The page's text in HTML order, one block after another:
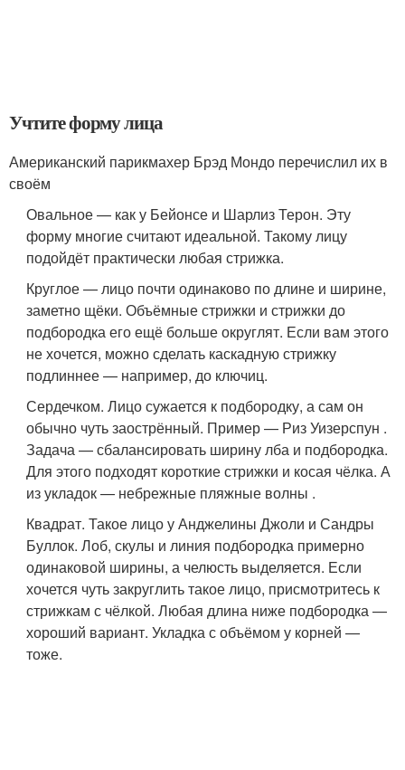
Учтите форму лица
Американский парикмахер Брэд Мондо перечислил их в
своём
Овальное — как у Бейонсе и Шарлиз Терон. Эту
форму многие считают идеальной. Такому лицу
подойдёт практически любая стрижка.
Круглое — лицо почти одинаково по длине и ширине,
заметно щёки. Объёмные стрижки и стрижки до
подбородка его ещё больше округлят. Если вам этого
не хочется, можно сделать каскадную стрижку
подлиннее — например, до ключиц.
Сердечком. Лицо сужается к подбородку, а сам он
обычно чуть заострённый. Пример — Риз Уизерспун .
Задача — сбалансировать ширину лба и подбородка.
Для этого подходят короткие стрижки и косая чёлка. А
из укладок — небрежные пляжные волны .
Квадрат. Такое лицо у Анджелины Джоли и Сандры
Буллок. Лоб, скулы и линия подбородка примерно
одинаковой ширины, а челюсть выделяется. Если
хочется чуть закруглить такое лицо, присмотритесь к
стрижкам с чёлкой. Любая длина ниже подбородка —
хороший вариант. Укладка с объёмом у корней —
тоже.